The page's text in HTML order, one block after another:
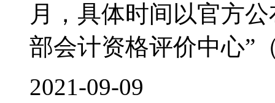
月，具体时间以官方
部会计资格评价中心”
2021-09-09